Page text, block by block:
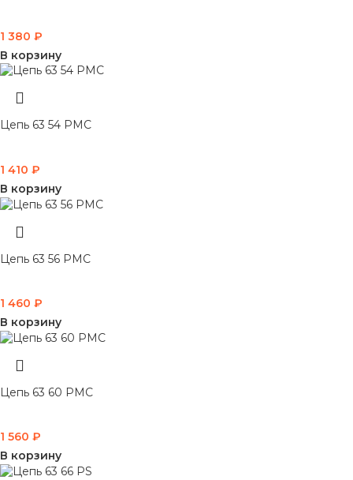
1 380 ₽
В корзину
Цепь 63 54 PMC
1 410 ₽
В корзину
Цепь 63 56 PMC
1 460 ₽
В корзину
Цепь 63 60 PMC
1 560 ₽
В корзину